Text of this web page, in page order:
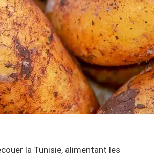
la Tunisie, alimentant les